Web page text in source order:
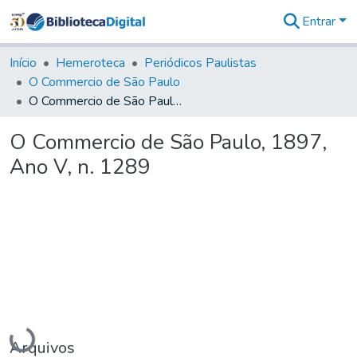
&
Coleções
Tudo na
Biblioteca
Estatísticas
Entrar
Início Hemeroteca
Periódicos Paulistas
O Commercio de São Paulo
O Commercio de São Paulo, 1897, Ano V, n. 1289
O Commercio de São Paulo, 1897,
Ano V, n. 1289
Carregando...
Arquivos